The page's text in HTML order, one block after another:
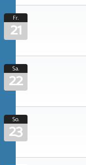
Fr.
21
Sa.
22
So.
23